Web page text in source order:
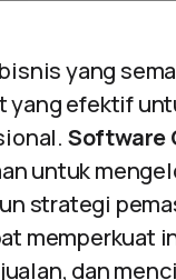
yang
yang efektif
Software
untuk
strategi
memperkuat
dan